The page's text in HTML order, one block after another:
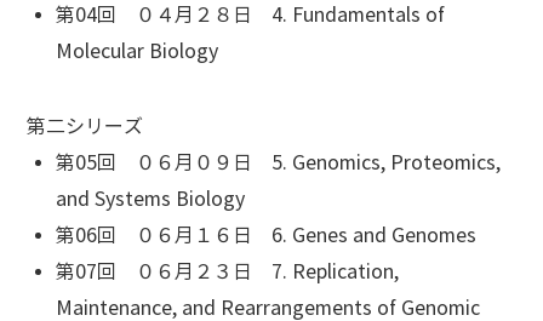
第04回 ０４月２８日 4. Fundamentals of
Molecular Biology
第二シリーズ
第05回 ０６月０９日 5. Genomics, Proteomics,
and Systems Biology
第06回 ０６月１６日 6. Genes and Genomes
第07回 ０６月２３日 7. Replication,
Maintenance, and Rearrangements of Genomic